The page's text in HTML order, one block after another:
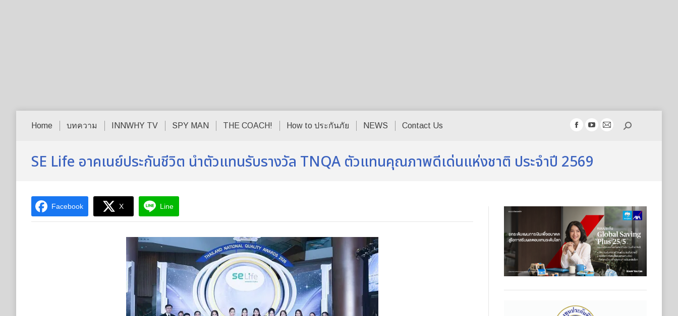
Home บทความ INNWHY TV SPY MAN THE COACH! How to ประกันภัย NEWS Contact Us
Facebook
opens
in
YouTube
opens
in
MailSearch:
SE Life อาคเนย์ประกันชีวิต นำตัวแทนรับรางวัล TNQA ตัวแทนคุณภาพดีเด่นแห่งชาติ ประจำปี 2569
Facebook X Line